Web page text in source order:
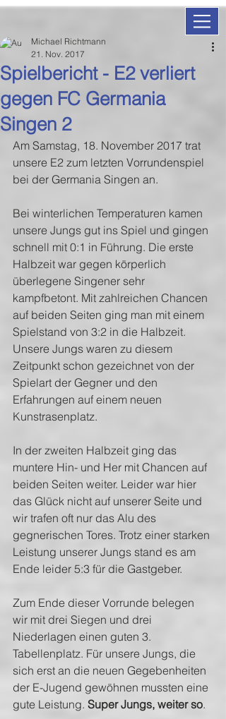
Spielbericht - E2 verliert
gegen FC Germania
Singen 2
Michael Richtmann
21. Nov. 2017
Am Samstag, 18. November 2017 trat
unsere E2 zum letzten Vorrundenspiel
bei der Germania Singen an.
Bei winterlichen Temperaturen kamen
unsere Jungs gut ins Spiel und gingen
schnell mit 0:1 in Führung. Die erste
Halbzeit war gegen körperlich
überlegene Singener sehr
kampfbetont. Mit zahlreichen Chancen
auf beiden Seiten ging man mit einem
Spielstand von 3:2 in die Halbzeit.
Unsere Jungs waren zu diesem
Zeitpunkt schon gezeichnet von der
Spielart der Gegner und den
Erfahrungen auf einem neuen
Kunstrasenplatz.
In der zweiten Halbzeit ging das
muntere Hin- und Her mit Chancen auf
beiden Seiten weiter. Leider war hier
das Glück nicht auf unserer Seite und
wir trafen oft nur das Alu des
gegnerischen Tores. Trotz einer starken
Leistung unserer Jungs stand es am
Ende leider 5:3 für die Gastgeber.
Zum Ende dieser Vorrunde belegen
wir mit drei Siegen und drei
Niederlagen einen guten 3.
Tabellenplatz. Für unsere Jungs, die
sich erst an die neuen Gegebenheiten
der E-Jugend gewöhnen mussten eine
gute Leistung. Super Jungs, weiter so.